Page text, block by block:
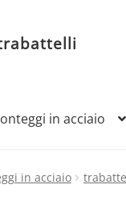
in acciaio
in acciaio